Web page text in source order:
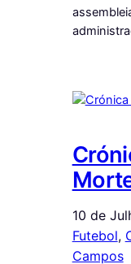
10 de
Futebol,
Campos